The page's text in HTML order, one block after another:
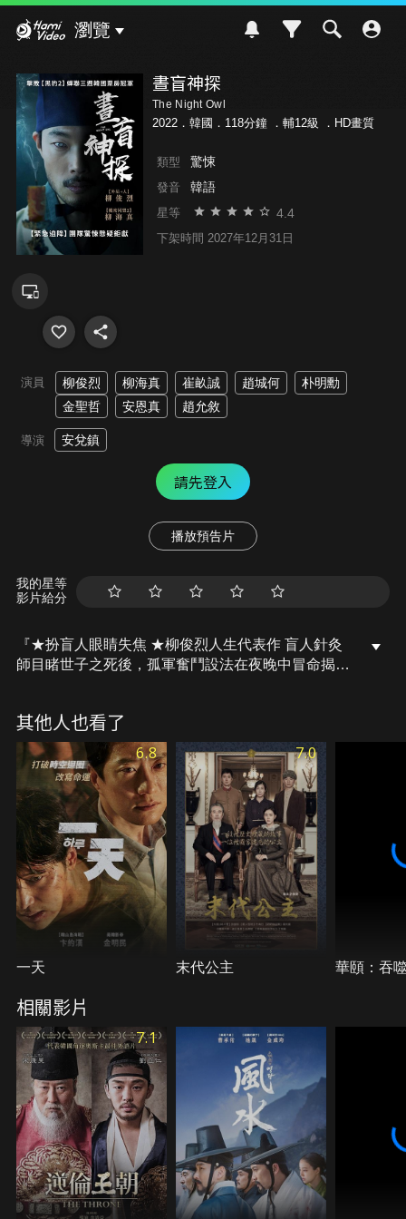
瀏覽
晝盲神探
The Night Owl
2022．韓國．118分鐘 ． 輔12級 ．HD畫質
類型 驚悚
發音 韓語
星等 4.4
下架時間 2027年12月31日
演員 柳俊烈 柳海真 崔畝誠 趙城何
朴明勳
金聖哲
安恩真 趙允敘
導演 安兌鎮
請先登入
播放預告片
我的星等
影片給分
『★扮盲人眼睛失焦 ★柳俊烈人生代表作 盲人針灸
師目睹世子之死後，孤軍奮鬥設法在夜晚中冒命揭開
時，遭清國以人質身分帶走的昭顯世子（金聖哲 飾）
睽違8年回到朝鮮，開心迎接兒子歸國的仁祖（柳海
真 飾），卻開始感到不安……某夜，在黑暗中擁有模
糊視力的京秀目睹昭顯世子的死亡，在他打算揭開真
相的瞬間，卻發現更大的陰謀和祕密。兒子死後，仁
祖內心的不安讓他性情變得暴躁。而目擊世子之死的
京秀，也漸漸發現與事件有關人物的真實面貌……
其他人也看了
6.8
一天
7.0
末代公主 華頤：吞
相關影片
7.1